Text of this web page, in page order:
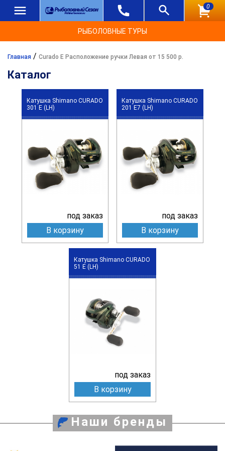
0
РЫБОЛОВНЫЕ ТУРЫ
Главная / Curado E Расположение ручки Левая от 15 500 р.
Каталог
Катушка Shimano CURADO
301 E (LH)
под заказ
В корзину
Катушка Shimano CURADO
201 E7 (LH)
под заказ
В корзину
Катушка Shimano CURADO
51 E (LH)
под заказ
В корзину
Наши бренды